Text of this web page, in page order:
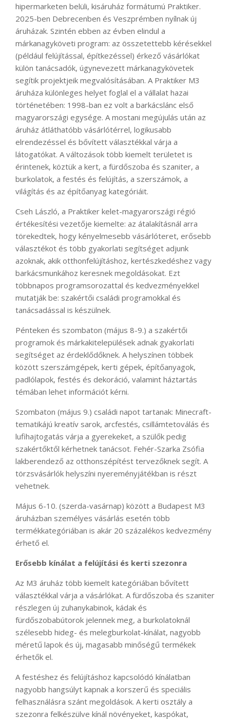
hipermarketen belüli, kisáruház formátumú Praktiker.
2025-ben Debrecenben és Veszprémben nyílnak új
áruházak. Szintén ebben az évben elindul a
márkanagyköveti program: az összetettebb kérésekkel
(például felújítással, építkezéssel) érkező vásárlókat
külön tanácsadók, úgynevezett márkanagykövetek
segítik projektjeik megvalósításában. A Praktiker M3
áruháza különleges helyet foglal el a vállalat hazai
történetében: 1998-ban ez volt a barkácslánc első
magyarországi egysége. A mostani megújulás után az
áruház átláthatóbb vásárlótérrel, logikusabb
elrendezéssel és bővített választékkal várja a
látogatókat. A változások több kiemelt területet is
érintenek, köztük a kert, a fürdőszoba és szaniter, a
burkolatok, a festés és felújítás, a szerszámok, a
világítás és az építőanyag kategóriáit.
Cseh László, a Praktiker kelet-magyarországi régió
értékesítési vezetője kiemelte: az átalakításnál arra
törekedtek, hogy kényelmesebb vásárlóteret, erősebb
választékot és több gyakorlati segítséget adjunk
azoknak, akik otthonfelújításhoz, kertészkedéshez vagy
barkácsmunkához keresnek megoldásokat. Ezt
többnapos programsorozattal és kedvezményekkel
mutatják be: szakértői családi programokkal és
tanácsadással is készülnek.
Pénteken és szombaton (május 8-9.) a szakértői
programok és márkakitelepülések adnak gyakorlati
segítséget az érdeklődőknek. A helyszínen többek
között szerszámgépek, kerti gépek, építőanyagok,
padlólapok, festés és dekoráció, valamint háztartás
témában lehet információt kérni.
Szombaton (május 9.) családi napot tartanak: Minecraft-
tematikájú kreatív sarok, arcfestés, csillámtetoválás és
lufihajtogatás várja a gyerekeket, a szülők pedig
szakértőktől kérhetnek tanácsot. Fehér-Szarka Zsófia
lakberendező az otthonszépítést tervezőknek segít. A
törzsvásárlók helyszíni nyereményjátékban is részt
vehetnek.
Május 6-10. (szerda-vasárnap) között a Budapest M3
áruházban személyes vásárlás esetén több
termékkategóriában is akár 20 százalékos kedvezmény
érhető el.
Erősebb kínálat a felújítási és kerti szezonra
Az M3 áruház több kiemelt kategóriában bővített
választékkal várja a vásárlókat. A fürdőszoba és szaniter
részlegen új zuhanykabinok, kádak és
fürdőszobabútorok jelennek meg, a burkolatoknál
szélesebb hideg- és melegburkolat-kínálat, nagyobb
méretű lapok és új, magasabb minőségű termékek
érhetők el.
A festéshez és felújításhoz kapcsolódó kínálatban
nagyobb hangsúlyt kapnak a korszerű és speciális
felhasználásra szánt megoldások. A kerti osztály a
szezonra felkészülve kínál növényeket, kaspókat,